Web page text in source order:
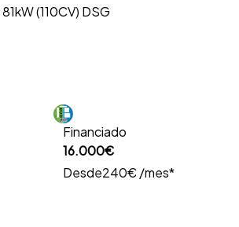
(110CV) DSG
Financiado
16.000€
Desde240€ /mes*